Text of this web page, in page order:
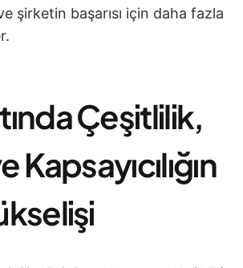
şirketin başarısı için daha fazla
Çeşitlilik,
Kapsayıcılığın